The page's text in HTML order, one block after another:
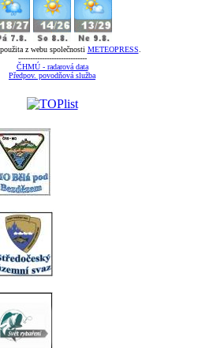
z webu společnosti METEOPRESS
-----------------------------
ČHMÚ - radarová data
Předpov. povodňová služba